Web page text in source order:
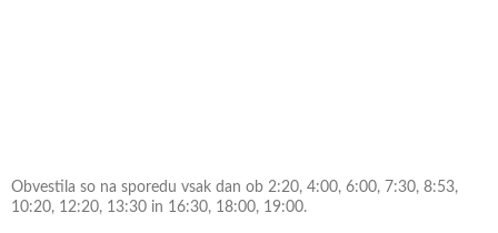
Obvestila so na sporedu vsak dan ob 2:20, 4:00, 6:00, 7:30, 8:53,
10:20, 12:20, 13:30 in 16:30, 18:00, 19:00.